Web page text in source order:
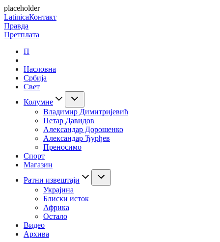
placeholder
LatinicaКонтакт
Правда
Претплата
П
Насловна
Србија
Свет
Колумне
Владимир Димитријевић
Петар Давидов
Александар Дорошенко
Александар Ђурђев
Преносимо
Спорт
Магазин
Ратни извештаји
Украјина
Блиски исток
Африка
Остало
Видео
Архива